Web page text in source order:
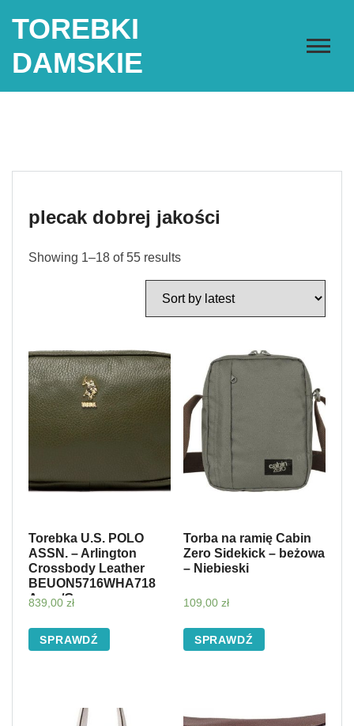
TOREBKI
DAMSKIE
plecak dobrej jakości
Showing 1–18 of 55 results
Torebka U.S. POLO
ASSN. – Arlington
Crossbody Leather
BEUON5716WHA718
Army/Green
839,00 zł
SPRAWDŹ
Torba na ramię Cabin
Zero Sidekick – beżowa
– Niebieski
109,00 zł
SPRAWDŹ